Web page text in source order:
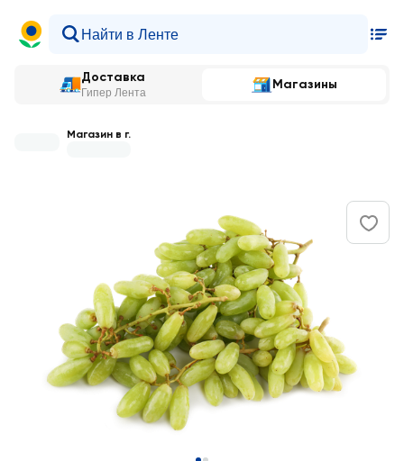
Доставка
Гипер Лента
Магазины
Магазин в г.